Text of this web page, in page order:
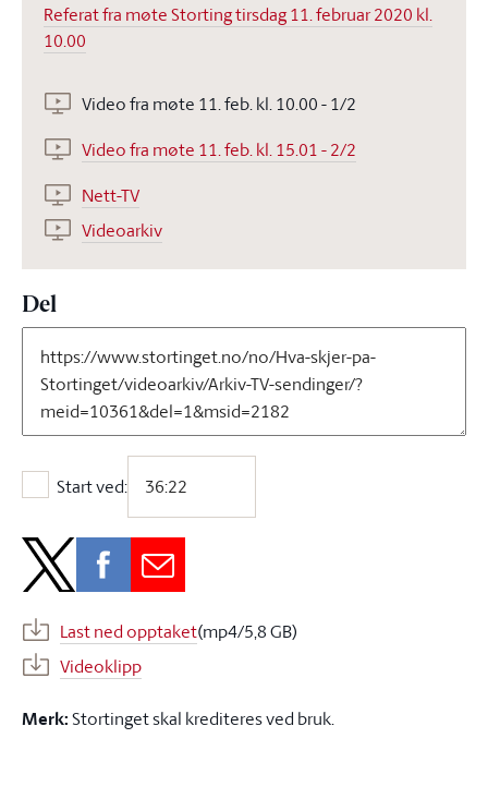
Referat fra møte Storting tirsdag 11. februar 2020 kl.
10.00
Video fra møte 11. feb. kl. 10.00 - 1/2
Video fra møte 11. feb. kl. 15.01 - 2/2
Nett-TV
Videoarkiv
Del
Start ved:
Start ved:
Last ned opptaket(mp4/5,8 GB)
Videoklipp
Merk:Stortinget skal krediteres ved bruk.